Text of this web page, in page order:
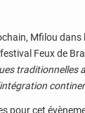
Mfilou
Feux de
traditionnelles
pour cet